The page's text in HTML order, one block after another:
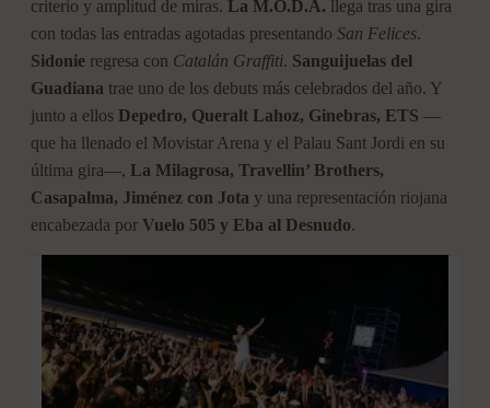
criterio y amplitud de miras. La M.O.D.A. llega tras una gira
con todas las entradas agotadas presentando San Felices.
Sidonie regresa con Catalán Graffiti. Sanguijuelas del
Guadiana trae uno de los debuts más celebrados del año. Y
junto a ellos Depedro, Queralt Lahoz, Ginebras, ETS —
que ha llenado el Movistar Arena y el Palau Sant Jordi en su
última gira—, La Milagrosa, Travellin’ Brothers,
Casapalma, Jiménez con Jota y una representación riojana
encabezada por Vuelo 505 y Eba al Desnudo.